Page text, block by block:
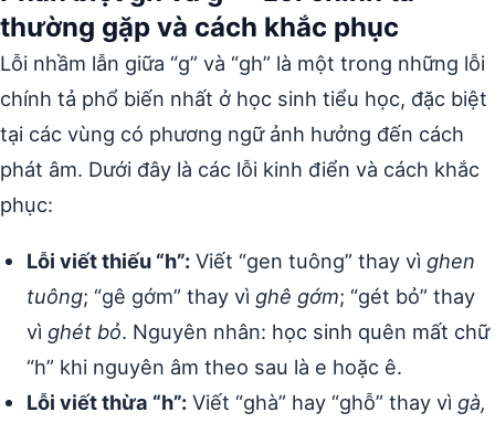
thường gặp và cách khắc phục
Lỗi nhầm lẫn giữa “g” và “gh” là một trong những lỗi
chính tả phổ biến nhất ở học sinh tiểu học, đặc biệt
tại các vùng có phương ngữ ảnh hưởng đến cách
phát âm. Dưới đây là các lỗi kinh điển và cách khắc
phục:
Lỗi viết thiếu “h”: Viết “gen tuông” thay vì ghen
tuông; “gê gớm” thay vì ghê gớm; “gét bỏ” thay
vì ghét bỏ. Nguyên nhân: học sinh quên mất chữ
“h” khi nguyên âm theo sau là e hoặc ê.
Lỗi viết thừa “h”: Viết “ghà” hay “ghỗ” thay vì gà,